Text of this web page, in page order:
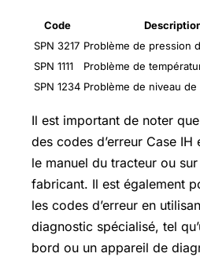
Code
SPN 3217 Problème de pression
SPN 1111
Problème de
SPN 1234 Problème de niveau
Il est important de noter
des codes d’erreur Case
le manuel du tracteur ou
fabricant. Il est également
les codes d’erreur en
diagnostic spécialisé, tel
bord ou un appareil de